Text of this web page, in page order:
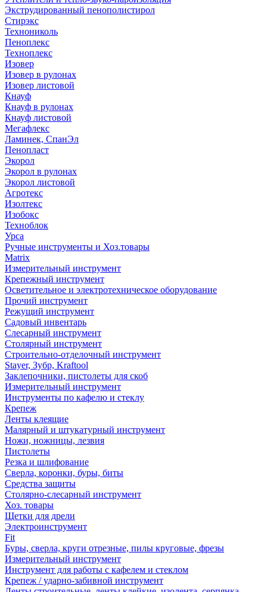
Экструдированный пенополистирол
Стирэкс
Технониколь
Пеноплекс
Техноплекс
Изовер
Изовер в рулонах
Изовер листовой
Кнауф
Кнауф в рулонах
Кнауф листовой
Мегафлекс
Ламинек, СпанЭл
Пенопласт
Экорол
Экорол в рулонах
Экорол листовой
Агротекс
Изолтекс
Изобокс
Техноблок
Урса
Ручные инструменты и Хоз.товары
Matrix
Измерительный инструмент
Крепежный инструмент
Осветительное и электротехническое оборудование
Прочий инструмент
Режущий инструмент
Садовый инвентарь
Слесарный инструмент
Столярный инструмент
Строительно-отделочный инструмент
Stayer, Зубр, Kraftool
Заклепочники, пистолеты для скоб
Измерительный инструмент
Инструменты по кафелю и стеклу
Крепеж
Ленты клеящие
Малярный и штукатурный инструмент
Ножи, ножницы, лезвия
Пистолеты
Резка и шлифование
Сверла, коронки, буры, биты
Средства защиты
Столярно-слесарный инструмент
Хоз. товары
Щетки для дрели
Электроинструмент
Fit
Буры, сверла, круги отрезные, пилы круговые, фрезы
Измерительный инструмент
Инструмент для работы с кафелем и стеклом
Крепеж / ударно-забивной инструмент